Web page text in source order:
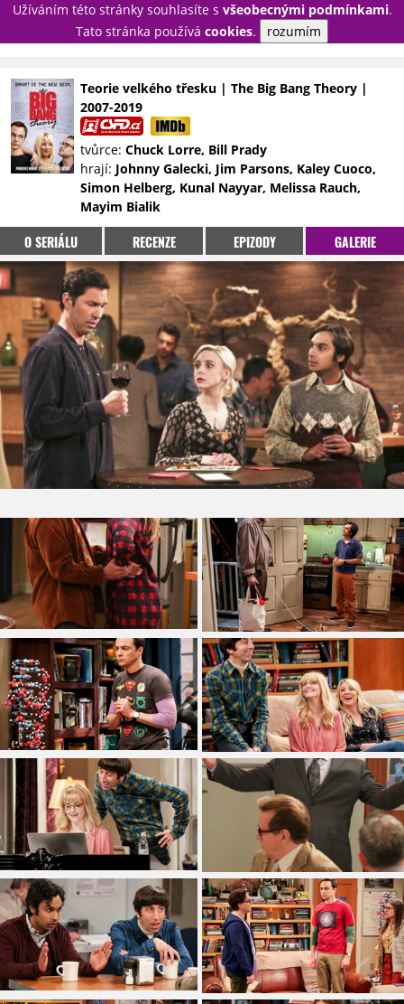
Užíváním této stránky souhlasíte s všeobecnými podmínkami.
Tato stránka používá cookies. rozumím
PŘIHLÁSIT
NOVINKY
TÉMATA
RECENZE
EPIZODY
KULT
TRAILERY
GALERIE
DISKUZE
STATISTIKY
Teorie velkého třesku | The Big Bang Theory |
2007-2019
tvůrce: Chuck Lorre, Bill Prady
hrají: Johnny Galecki, Jim Parsons, Kaley Cuoco,
Simon Helberg, Kunal Nayyar, Melissa Rauch,
Mayim Bialik
O SERIÁLU RECENZE EPIZODY GALERIE